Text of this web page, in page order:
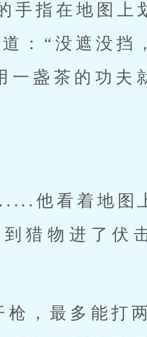
手指在地图上
：“没遮没挡
盏茶的功夫
他看着地图
猎物进了伏
枪，最多能打